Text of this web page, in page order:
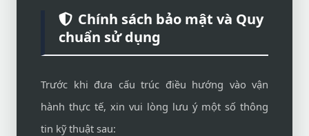
Chính sách bảo mật và Quy
chuẩn sử dụng
Trước khi đưa cấu trúc điều hướng vào vận
hành thực tế, xin vui lòng lưu ý một số thông
tin kỹ thuật sau: